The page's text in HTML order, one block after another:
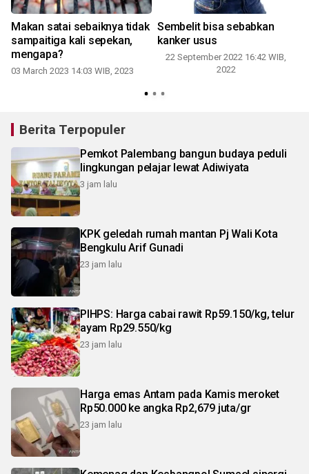
Makan satai sebaiknya tidak
sampaitiga kali sepekan,
mengapa?
03 March 2023 14:03 WIB, 2023
Sembelit bisa sebabkan
kanker usus
22 September 2022 16:42 WIB,
2022
Berita Terpopuler
Pemkot Palembang bangun budaya peduli
lingkungan pelajar lewat Adiwiyata
3 jam lalu
KPK geledah rumah mantan Pj Wali Kota
Bengkulu Arif Gunadi
23 jam lalu
PIHPS: Harga cabai rawit Rp59.150/kg, telur
ayam Rp29.550/kg
23 jam lalu
Harga emas Antam pada Kamis meroket
Rp50.000 ke angka Rp2,679 juta/gr
23 jam lalu